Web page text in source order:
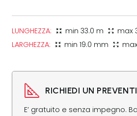
LUNGHEZZA: zoom_in_map min 33.0 m zoom_out_map max
LARGHEZZA:
zoom_in_map min 19.0 mm zoom_out_map
RICHIEDI UN
E’ gratuito e senza impegno.